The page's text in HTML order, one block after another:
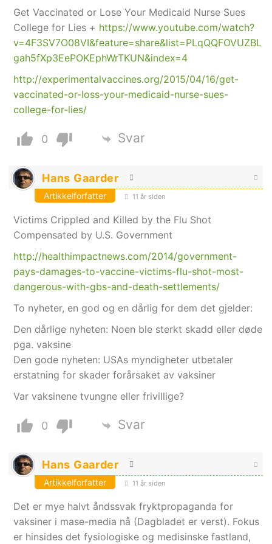
Get Vaccinated or Lose Your Medicaid Nurse Sues
College for Lies + https://www.youtube.com/watch?
v=4F3SV7O08VI&feature=share&list=PLqQQFOVUZBL
gah5fXp3EePOKEphWrTKUN&index=4
http://experimentalvaccines.org/2015/04/16/get-
vaccinated-or-loss-your-medicaid-nurse-sues-
college-for-lies/
0 Svar
Hans Gaarder
Artikkelforfatter 11 år siden
Victims Crippled and Killed by the Flu Shot
Compensated by U.S. Government
http://healthimpactnews.com/2014/government-
pays-damages-to-vaccine-victims-flu-shot-most-
dangerous-with-gbs-and-death-settlements/
To nyheter, en god og en dårlig for dem det gjelder:
Den dårlige nyheten: Noen ble sterkt skadd eller døde
pga. vaksine
Den gode nyheten: USAs myndigheter utbetaler
erstatning for skader forårsaket av vaksiner
Var vaksinene tvungne eller frivillige?
0 Svar
Hans Gaarder
Artikkelforfatter 11 år siden
Det er mye halvt åndssvak fryktpropaganda for
vaksiner i mase-media nå (Dagbladet er verst). Fokus
er hinsides det fysiologiske og medisinske fastland,